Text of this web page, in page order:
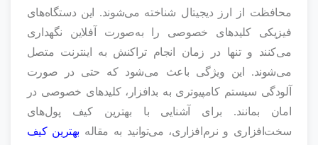
محافظت از ارز دیجیتال شناخته می‌شوند. این دستگاه‌های
فیزیکی کلیدهای خصوصی را به‌صورت آفلاین نگهداری
می‌کنند و تنها در زمان انجام تراکنش به اینترنت متصل
می‌شوند. این ویژگی باعث می‌شود که حتی در صورت
آلودگی سیستم کامپیوتری به بدافزار، کلیدهای خصوصی در
امان بمانند. برای آشنایی با بهترین کیف پول‌های
سخت‌افزاری و نرم‌افزاری، می‌توانید به مقاله بهترین کیف